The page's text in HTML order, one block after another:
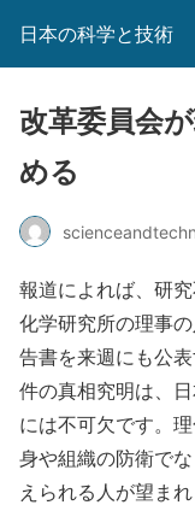
日本の科学と技術
改革委員会
める
報道によれば、研
化学研究所の理事
告書を来週にも公
件の真相究明は、
には不可欠です。
身や組織の防衛で
えられる人が望まれ